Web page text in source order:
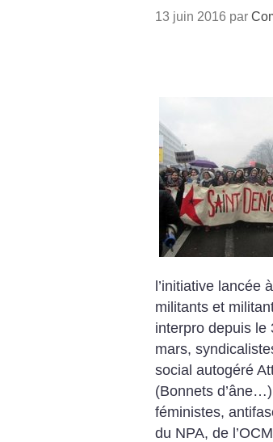
13 juin 2016 par
l’initiative lancée
militants et
interpro depuis le
mars,
social autogéré
(Bonnets
féministes,
du NPA, de